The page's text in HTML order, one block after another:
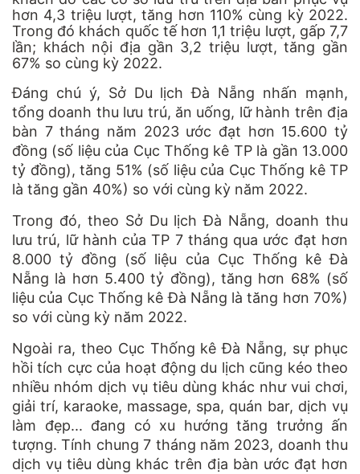
hơn 4,3 triệu lượt, tăng hơn 110% cùng kỳ 2022.
Trong đó khách quốc tế hơn 1,1 triệu lượt, gấp 7,7
lần; khách nội địa gần 3,2 triệu lượt, tăng gần
67% so cùng kỳ 2022.
Đáng chú ý, Sở Du lịch Đà Nẵng nhấn mạnh,
tổng doanh thu lưu trú, ăn uống, lữ hành trên địa
bàn 7 tháng năm 2023 ước đạt hơn 15.600 tỷ
đồng (số liệu của Cục Thống kê TP là gần 13.000
tỷ đồng), tăng 51% (số liệu của Cục Thống kê TP
là tăng gần 40%) so với cùng kỳ năm 2022.
Trong đó, theo Sở Du lịch Đà Nẵng, doanh thu
lưu trú, lữ hành của TP 7 tháng qua ước đạt hơn
8.000 tỷ đồng (số liệu của Cục Thống kê Đà
Nẵng là hơn 5.400 tỷ đồng), tăng hơn 68% (số
liệu của Cục Thống kê Đà Nẵng là tăng hơn 70%)
so với cùng kỳ năm 2022.
Ngoài ra, theo Cục Thống kê Đà Nẵng, sự phục
hồi tích cực của hoạt động du lịch cũng kéo theo
nhiều nhóm dịch vụ tiêu dùng khác như vui chơi,
giải trí, karaoke, massage, spa, quán bar, dịch vụ
làm đẹp... đang có xu hướng tăng trưởng ấn
tượng. Tính chung 7 tháng năm 2023, doanh thu
dịch vụ tiêu dùng khác trên địa bàn ước đạt hơn